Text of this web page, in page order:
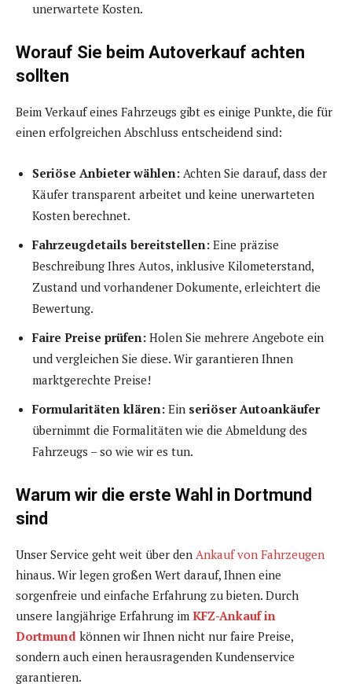
unerwartete Kosten.
Worauf Sie beim Autoverkauf achten
sollten
Beim Verkauf eines Fahrzeugs gibt es einige Punkte, die für
einen erfolgreichen Abschluss entscheidend sind:
Seriöse Anbieter wählen: Achten Sie darauf, dass der
Käufer transparent arbeitet und keine unerwarteten
Kosten berechnet.
Fahrzeugdetails bereitstellen: Eine präzise
Beschreibung Ihres Autos, inklusive Kilometerstand,
Zustand und vorhandener Dokumente, erleichtert die
Bewertung.
Faire Preise prüfen: Holen Sie mehrere Angebote ein
und vergleichen Sie diese. Wir garantieren Ihnen
marktgerechte Preise!
Formularitäten klären: Ein seriöser Autoankäufer
übernimmt die Formalitäten wie die Abmeldung des
Fahrzeugs – so wie wir es tun.
Warum wir die erste Wahl in Dortmund
sind
Unser Service geht weit über den Ankauf von Fahrzeugen
hinaus. Wir legen großen Wert darauf, Ihnen eine
sorgenfreie und einfache Erfahrung zu bieten. Durch
unsere langjährige Erfahrung im KFZ-Ankauf in
Dortmund können wir Ihnen nicht nur faire Preise,
sondern auch einen herausragenden Kundenservice
garantieren.